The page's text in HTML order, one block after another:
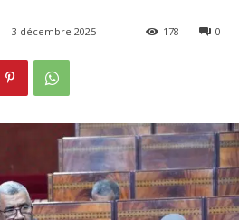
3 décembre 2025 0
178